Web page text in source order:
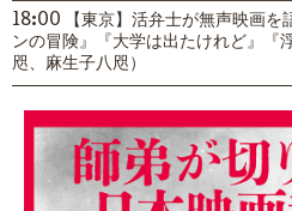
18:00 【東京】活弁士が無声映画を
ンの冒険』『大学は出たけれど』『
咫、麻生子八咫）